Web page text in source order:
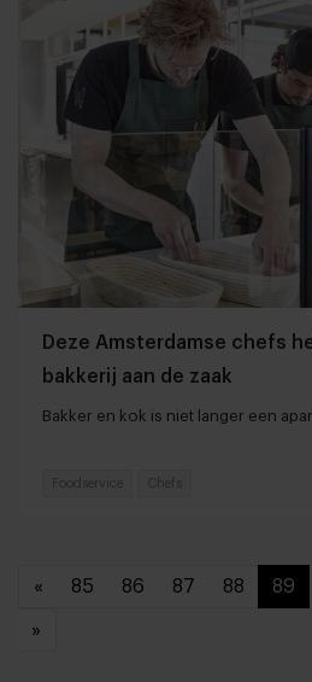
Deze Amsterdamse chefs
bakkerij aan de zaak
Bakker en kok is niet langer een
Foodservice Chefs
« 85 86 87 88 89
»